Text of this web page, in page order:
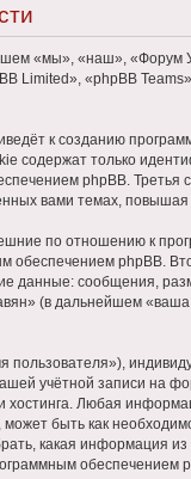
«мы», «наш»,
Limited», «phpBB
к созданию
содержат только
phpBB. Третья
вами темах, повышая
по отношению к
обеспечением phpBB.
данные: сообщения,
(в дальнейшем
учётной записи на
Любая
быть как
какая информация
обеспечением